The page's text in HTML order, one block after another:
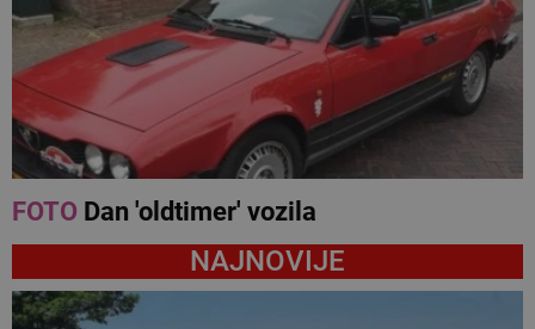
FOTODan 'oldtimer' vozila
NAJNOVIJE